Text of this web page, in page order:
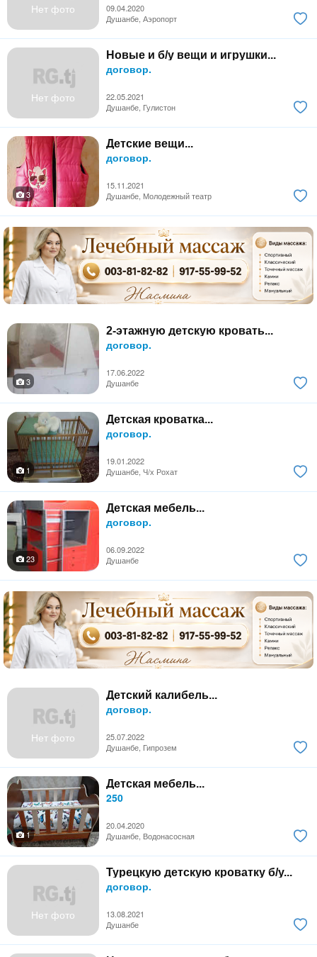
Нет фото
09.04.2020
Душанбе, Аэропорт
Нет фото
Новые и б/у вещи и игрушки...
договор.
22.05.2021
Душанбе, Гулистон
Детские вещи...
договор.
15.11.2021
3
Душанбе, Молодежный театр
2-этажную детскую кровать...
договор.
17.06.2022
3
Душанбе
Детская кроватка...
договор.
19.01.2022
1
Душанбе, Ч/х Рохат
Детская мебель...
договор.
06.09.2022
23
Душанбе
Нет фото
Детский калибель...
договор.
25.07.2022
Душанбе, Гипрозем
Детская мебель...
250
20.04.2020
1
Душанбе, Водонасосная
Нет фото
Турецкую детскую кроватку б/у...
договор.
13.08.2021
Душанбе